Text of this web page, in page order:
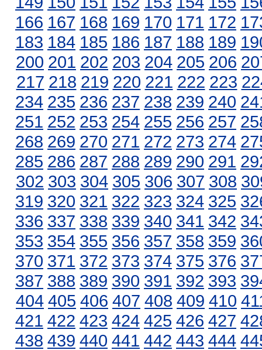
166 167 168 169 170 171 172
183 184 185 186 187 188 189
200 201 202 203 204 205 206
217 218 219 220 221 222 223
234 235 236 237 238 239 240
251 252 253 254 255 256 257
268 269 270 271 272 273 274
285 286 287 288 289 290 291
302 303 304 305 306 307 308
319 320 321 322 323 324 325
336 337 338 339 340 341 342
353 354 355 356 357 358 359
370 371 372 373 374 375 376
387 388 389 390 391 392 393
404 405 406 407 408 409 410
421 422 423 424 425 426 427
438 439 440 441 442 443 444